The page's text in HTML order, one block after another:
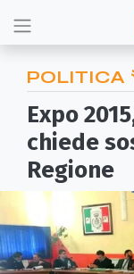
POLITICA
Expo
chiede
Regione